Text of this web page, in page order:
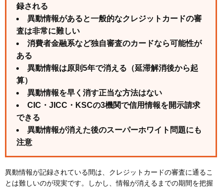
録される
異動情報があると一般的なクレジットカードの審
査は非常に難しい
消費者金融系など独自審査のカードなら可能性が
ある
異動情報は原則5年で消える（延滞解消後から起
算）
異動情報を早く消す正当な方法はない
CIC・JICC・KSCの3機関で信用情報を開示請求
できる
異動情報が消えた後のスーパーホワイト問題にも
注意
異動情報が記録されている間は、クレジットカードの審査に通るこ
とは難しいのが現実です。しかし、情報が消えるまでの期間を把握